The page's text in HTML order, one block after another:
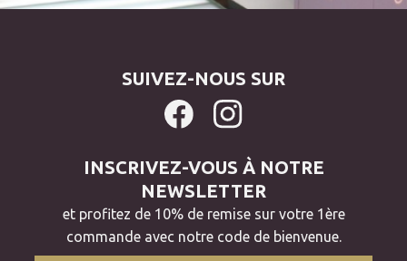
SUIVEZ-NOUS SUR
INSCRIVEZ-VOUS À NOTRE
NEWSLETTER
et profitez de 10% de remise sur votre 1ère
commande avec notre code de bienvenue.